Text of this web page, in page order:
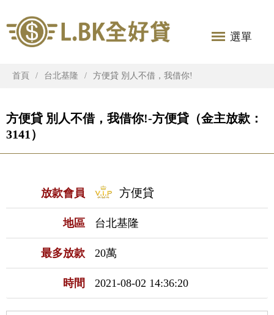
選單
首頁 台北基隆 方便貸 別人不借，我借你!
方便貸 別人不借，我借你!-方便貸（金主放款：
3141）
放款會員 方便貸
地區 台北基隆
最多放款 20萬
時間 2021-08-02 14:36:20